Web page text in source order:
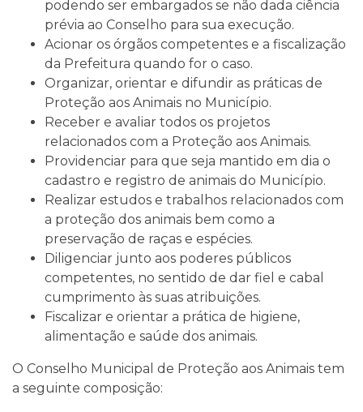
podendo ser embargados se não dada ciência
prévia ao Conselho para sua execução.
Acionar os órgãos competentes e a fiscalização
da Prefeitura quando for o caso.
Organizar, orientar e difundir as práticas de
Proteção aos Animais no Município.
Receber e avaliar todos os projetos
relacionados com a Proteção aos Animais.
Providenciar para que seja mantido em dia o
cadastro e registro de animais do Município.
Realizar estudos e trabalhos relacionados com
a proteção dos animais bem como a
preservação de raças e espécies.
Diligenciar junto aos poderes públicos
competentes, no sentido de dar fiel e cabal
cumprimento às suas atribuições.
Fiscalizar e orientar a prática de higiene,
alimentação e saúde dos animais.
O Conselho Municipal de Proteção aos Animais tem
a seguinte composição: